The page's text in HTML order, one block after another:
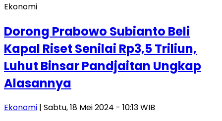
Ekonomi
Dorong Prabowo Subianto Beli
Kapal Riset Senilai Rp3,5 Triliun,
Luhut Binsar Pandjaitan Ungkap
Alasannya
Ekonomi | Sabtu, 18 Mei 2024 - 10:13 WIB